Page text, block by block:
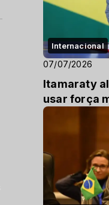
Internacional
07/07/2026
Itamaraty
usar força